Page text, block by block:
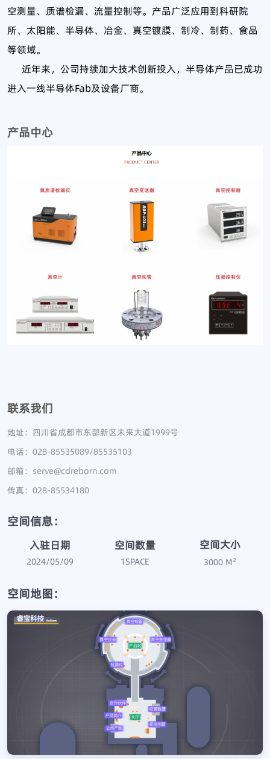
空测量、质谱检漏、流量控制等。产品广泛应用到科研院
所、太阳能、半导体、冶金、真空镀膜、制冷、制药、食品
等领域。
近年来，公司持续加大技术创新投入，半导体产品已成功
进入一线半导体Fab及设备厂商。
产品中心
联系我们
地址：四川省成都市东部新区未来大道1999号
电话：028-85535089/85535103
邮箱：serve@cdreborn.com
传真：028-85534180
空间信息：
入驻日期
2024/05/09
空间数量
1 SPACE
空间大小
3000 M²
空间地图：